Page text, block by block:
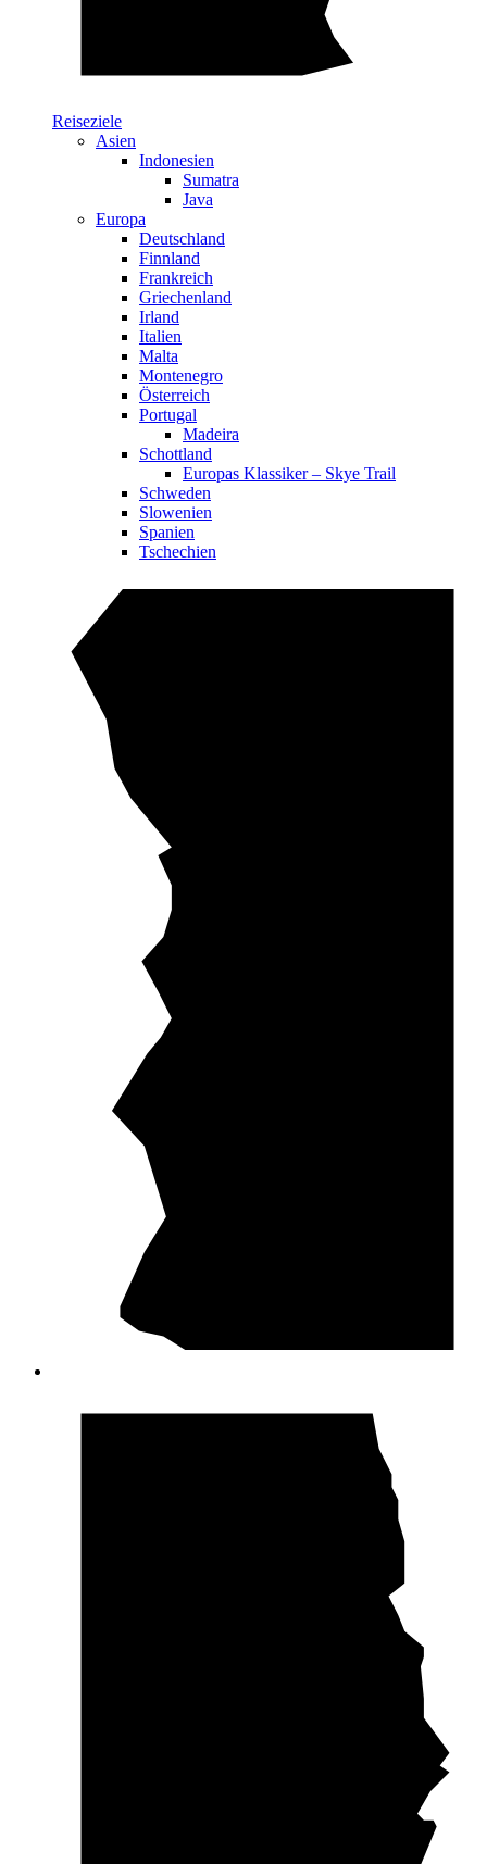
Reiseziele
Asien
Indonesien
Sumatra
Java
Europa
Deutschland
Finnland
Frankreich
Griechenland
Irland
Italien
Malta
Montenegro
Österreich
Portugal
Madeira
Schottland
Europas Klassiker – Skye Trail
Schweden
Slowenien
Spanien
Tschechien